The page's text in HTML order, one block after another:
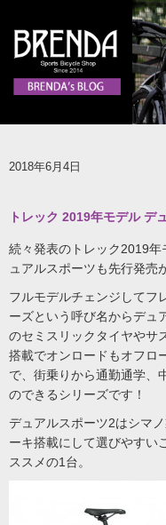
2018年6月4日
トレック 2019年モデル デ
続々発表のトレック2019
ュアルスポーツも先行発売
フルモデルチェンジしてフ
ーズという呼び名からデュ
のセミスリックタイヤやサ
搭載でオンロードもオフロ
で、街乗りから通勤通学、
のできるシリーズです！
デュアルスポーツ2はシマ
ーキ搭載にして選びやすい
ススメの1台。